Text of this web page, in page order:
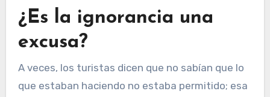
¿Es la ignorancia una
excusa?
A veces, los turistas dicen que no sabían que lo
que estaban haciendo no estaba permitido; esa